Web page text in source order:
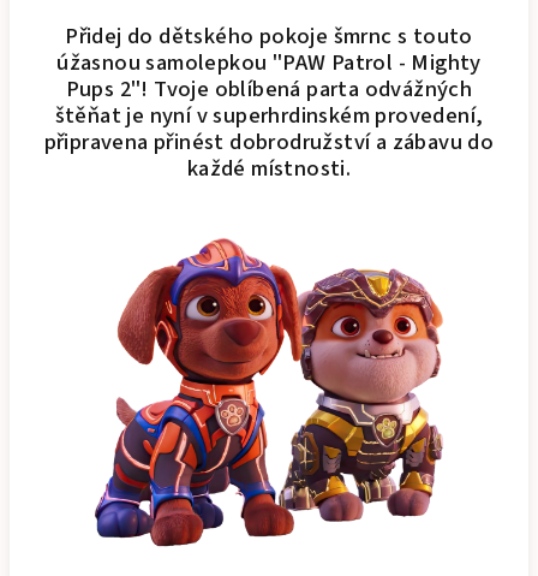
Přidej do dětského pokoje šmrnc s touto
úžasnou samolepkou "PAW Patrol - Mighty
Pups 2"! Tvoje oblíbená parta odvážných
štěňat je nyní v superhrdinském provedení,
připravena přinést dobrodružství a zábavu do
každé místnosti.